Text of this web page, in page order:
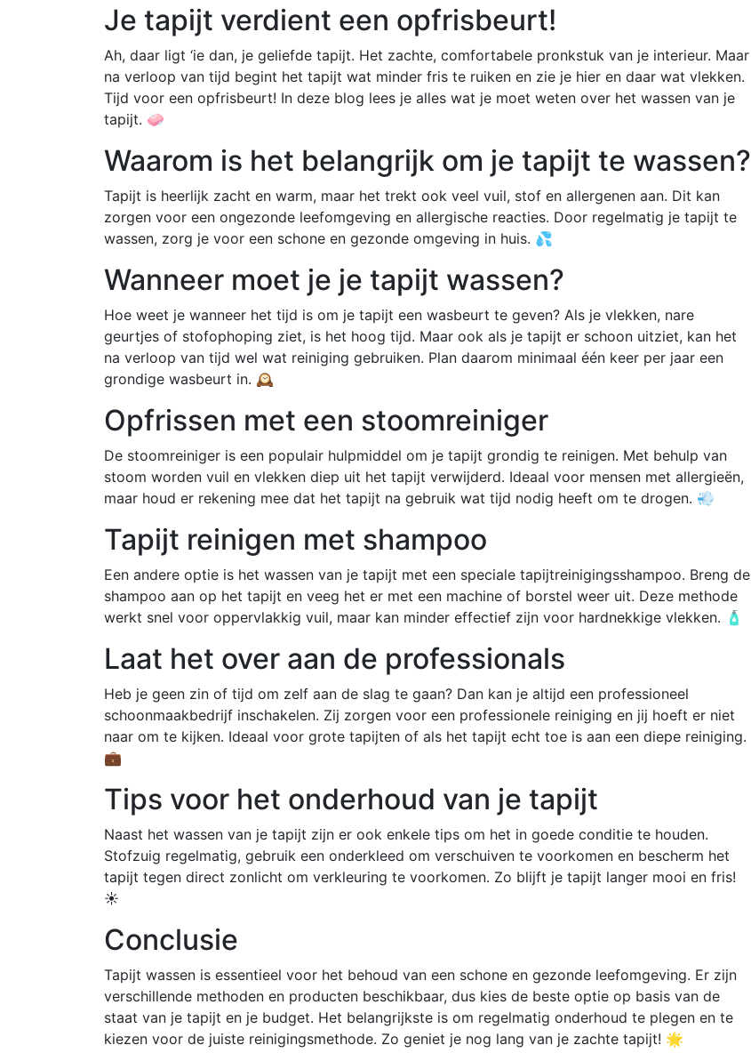
Je tapijt verdient een opfrisbeurt!
Ah, daar ligt ‘ie dan, je geliefde tapijt. Het zachte, comfortabele pronkstuk van je interieur. Maar
na verloop van tijd begint het tapijt wat minder fris te ruiken en zie je hier en daar wat vlekken.
Tijd voor een opfrisbeurt! In deze blog lees je alles wat je moet weten over het wassen van je
tapijt. 🧼
Waarom is het belangrijk om je tapijt te wassen?
Tapijt is heerlijk zacht en warm, maar het trekt ook veel vuil, stof en allergenen aan. Dit kan
zorgen voor een ongezonde leefomgeving en allergische reacties. Door regelmatig je tapijt te
wassen, zorg je voor een schone en gezonde omgeving in huis. 💦
Wanneer moet je je tapijt wassen?
Hoe weet je wanneer het tijd is om je tapijt een wasbeurt te geven? Als je vlekken, nare
geurtjes of stofophoping ziet, is het hoog tijd. Maar ook als je tapijt er schoon uitziet, kan het
na verloop van tijd wel wat reiniging gebruiken. Plan daarom minimaal één keer per jaar een
grondige wasbeurt in. 🕰️
Opfrissen met een stoomreiniger
De stoomreiniger is een populair hulpmiddel om je tapijt grondig te reinigen. Met behulp van
stoom worden vuil en vlekken diep uit het tapijt verwijderd. Ideaal voor mensen met allergieën,
maar houd er rekening mee dat het tapijt na gebruik wat tijd nodig heeft om te drogen. 💨
Tapijt reinigen met shampoo
Een andere optie is het wassen van je tapijt met een speciale tapijtreinigingsshampoo. Breng de
shampoo aan op het tapijt en veeg het er met een machine of borstel weer uit. Deze methode
werkt snel voor oppervlakkig vuil, maar kan minder effectief zijn voor hardnekkige vlekken. 🧴
Laat het over aan de professionals
Heb je geen zin of tijd om zelf aan de slag te gaan? Dan kan je altijd een professioneel
schoonmaakbedrijf inschakelen. Zij zorgen voor een professionele reiniging en jij hoeft er niet
naar om te kijken. Ideaal voor grote tapijten of als het tapijt echt toe is aan een diepe reiniging.
💼
Tips voor het onderhoud van je tapijt
Naast het wassen van je tapijt zijn er ook enkele tips om het in goede conditie te houden.
Stofzuig regelmatig, gebruik een onderkleed om verschuiven te voorkomen en bescherm het
tapijt tegen direct zonlicht om verkleuring te voorkomen. Zo blijft je tapijt langer mooi en fris!
☀️
Conclusie
Tapijt wassen is essentieel voor het behoud van een schone en gezonde leefomgeving. Er zijn
verschillende methoden en producten beschikbaar, dus kies de beste optie op basis van de
staat van je tapijt en je budget. Het belangrijkste is om regelmatig onderhoud te plegen en te
kiezen voor de juiste reinigingsmethode. Zo geniet je nog lang van je zachte tapijt! 🌟